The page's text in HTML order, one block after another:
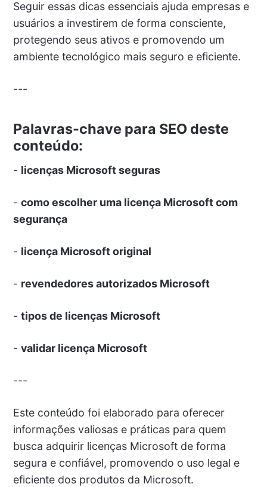
Seguir essas dicas essenciais ajuda empresas e
usuários a investirem de forma consciente,
protegendo seus ativos e promovendo um
ambiente tecnológico mais seguro e eficiente.
---
Palavras-chave para SEO deste
conteúdo:
- licenças Microsoft seguras
- como escolher uma licença Microsoft com
segurança
- licença Microsoft original
- revendedores autorizados Microsoft
- tipos de licenças Microsoft
- validar licença Microsoft
---
Este conteúdo foi elaborado para oferecer
informações valiosas e práticas para quem
busca adquirir licenças Microsoft de forma
segura e confiável, promovendo o uso legal e
eficiente dos produtos da Microsoft.